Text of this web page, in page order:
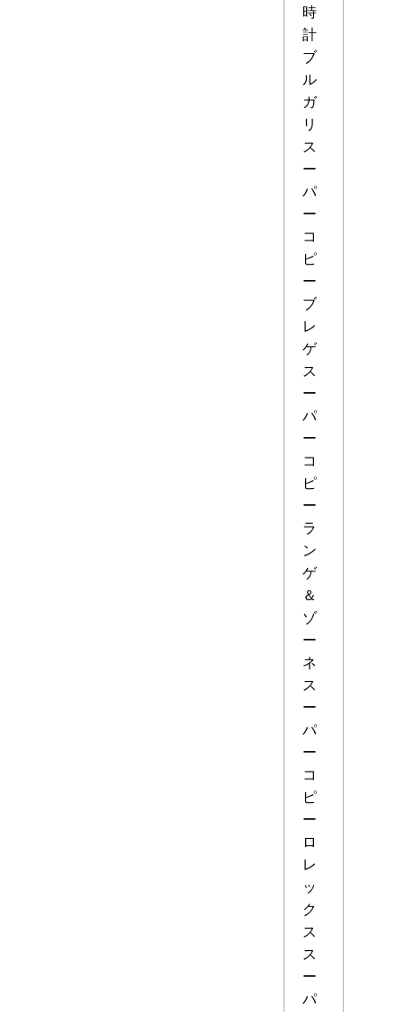
時
計
ブ
ル
ガ
リ
ス
ー
パ
ー
コ
ピ
ー
ブ
レ
ゲ
ス
ー
パ
ー
コ
ピ
ー
ラ
ン
ゲ
＆
ゾ
ー
ネ
ス
ー
パ
ー
コ
ピ
ー
ロ
レ
ッ
ク
ス
ス
ー
パ